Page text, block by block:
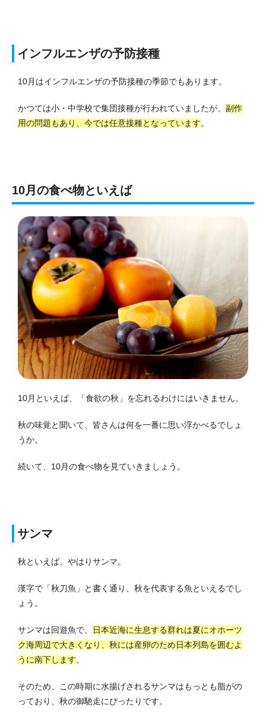
インフルエンザの予防接種
10月はインフルエンザの予防接種の季節でもあります。
かつては小・中学校で集団接種が行われていましたが、 副作
用の問題もあり、今では任意接種となっています。
10月の食べ物といえば
10月といえば、「食欲の秋」を忘れるわけにはいきません。
秋の味覚と聞いて、皆さんは何を一番に思い浮かべるでしょ
うか。
続いて、10月の食べ物を見ていきましょう。
サンマ
秋といえば、やはりサンマ。
漢字で「秋刀魚」と書く通り、秋を代表する魚といえるでし
ょう。
サンマは回遊魚で、
日本近海に生息する群れは夏にオホーツ
ク海周辺で大きくなり、秋には産卵のため日本列島を囲むよ
うに南下します。
そのため、この時期に水揚げされるサンマはもっとも脂がの
っており、秋の御馳走にぴったりです。